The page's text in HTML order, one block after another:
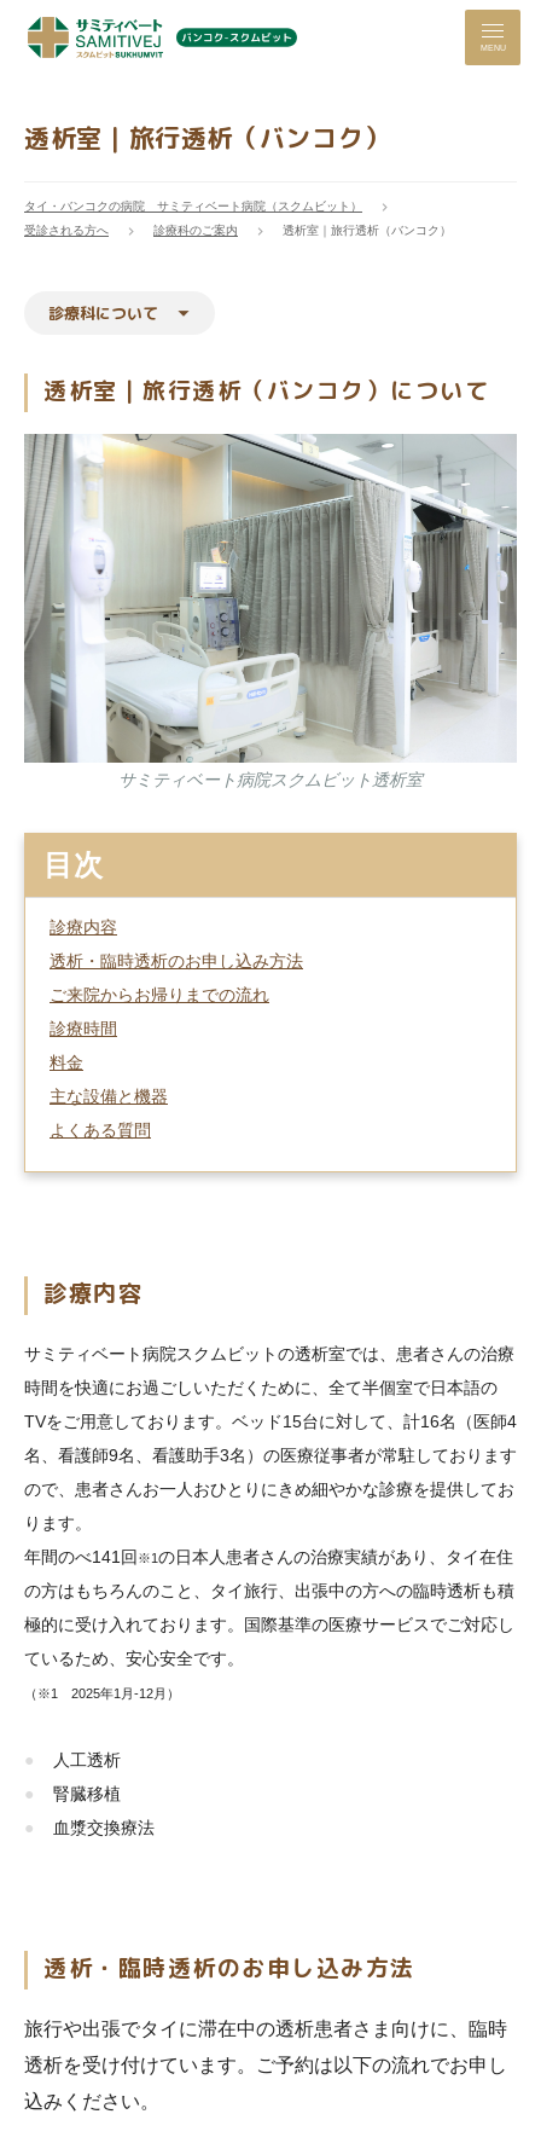
MENU
透析室｜旅行透析（バンコク）
タイ・バンコクの病院 サミティベート病院（スクムビット）
受診される方へ
診療科のご案内 透析室｜旅行透析（バンコク）
診療科について
透析室｜旅行透析（バンコク）について
サミティベート病院スクムビット透析室
目次
診療内容
透析・臨時透析のお申し込み方法
ご来院からお帰りまでの流れ
診療時間
料金
主な設備と機器
よくある質問
診療内容
サミティベート病院スクムビットの透析室では、患者さんの治療
時間を快適にお過ごしいただくために、全て半個室で日本語の
TVをご用意しております。ベッド15台に対して、計16名（医師4
名、看護師9名、看護助手3名）の医療従事者が常駐しております
ので、患者さんお一人おひとりにきめ細やかな診療を提供してお
ります。
年間のべ141回 ※1の日本人患者さんの治療実績があり、タイ在住
の方はもちろんのこと、タイ旅行、出張中の方への臨時透析も積
極的に受け入れております。国際基準の医療サービスでご対応し
ているため、安心安全です。
（※1 2025年1月-12月）
人工透析
腎臓移植
血漿交換療法
透析・臨時透析のお申し込み方法
旅行や出張でタイに滞在中の透析患者さま向けに、臨時
透析を受け付けています。ご予約は以下の流れでお申し
込みください。